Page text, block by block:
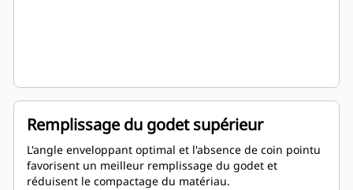
Remplissage du godet supérieur
L'angle enveloppant optimal et l'absence de coin pointu
favorisent un meilleur remplissage du godet et
réduisent le compactage du matériau.